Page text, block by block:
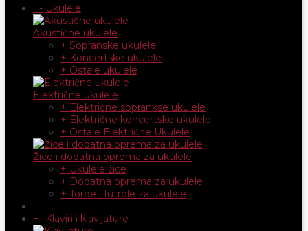
+- Ukulele
Akustične ukulele
+ Sopranske ukulele
+ Koncertske ukulele
+ Ostale ukulele
Električne ukulele
+ Električne soprankse ukulele
+ Električne koncertske ukulele
+ Ostale Električne Ukulele
Žice i dodatna oprema za ukulele
+ Ukulele žice
+ Dodatna oprema za ukulele
+ Torbe i futrole za ukulele
+- Klaviri i klavijature